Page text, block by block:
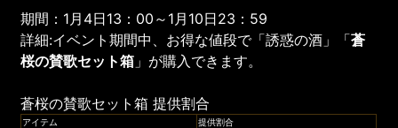
期間：1月4日13：00～1月10日23：59
詳細:イベント期間中、お得な値段で「誘惑の酒」「蒼
桜の賛歌セット箱 」が購入できます。
蒼桜の賛歌セット箱 提供割合
アイテム
提供割合